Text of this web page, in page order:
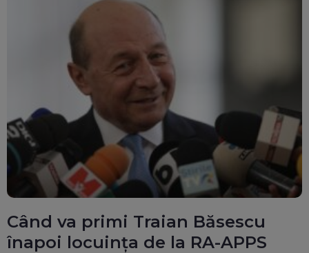
Când va primi Traian Băsescu
înapoi locuința de la RA-APPS